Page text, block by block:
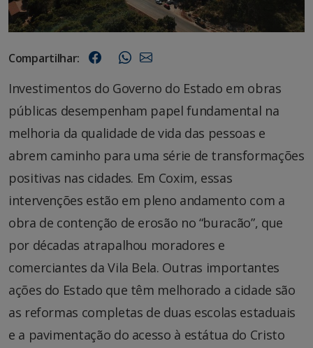
Compartilhar:
Investimentos do Governo do Estado em obras
públicas desempenham papel fundamental na
melhoria da qualidade de vida das pessoas e
abrem caminho para uma série de transformações
positivas nas cidades. Em Coxim, essas
intervenções estão em pleno andamento com a
obra de contenção de erosão no “buracão”, que
por décadas atrapalhou moradores e
comerciantes da Vila Bela. Outras importantes
ações do Estado que têm melhorado a cidade são
as reformas completas de duas escolas estaduais
e a pavimentação do acesso à estátua do Cristo